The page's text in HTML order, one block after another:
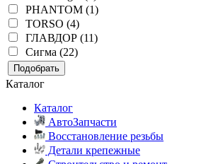
PHANTOM (1)
TORSO (4)
ГЛАВДОР (11)
Сигма (22)
Подобрать
Каталог
Каталог
АвтоЗапчасти
Восстановление резьбы
Детали крепежные